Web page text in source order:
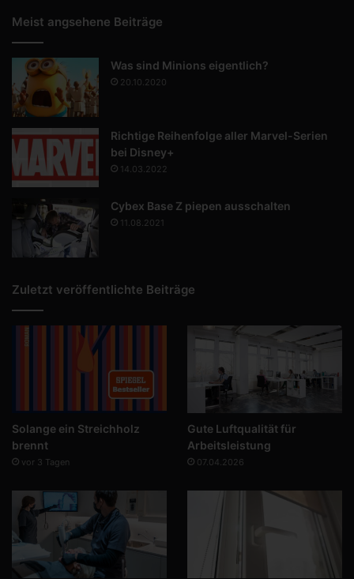
Meist angsehene Beiträge
Was sind Minions eigentlich?
20.10.2020
Richtige Reihenfolge aller Marvel-Serien
bei Disney+
14.03.2022
Cybex Base Z piepen ausschalten
11.08.2021
Zuletzt veröffentlichte Beiträge
Solange ein Streichholz
brennt
vor 3 Tagen
Gute Luftqualität für
Arbeitsleistung
07.04.2026